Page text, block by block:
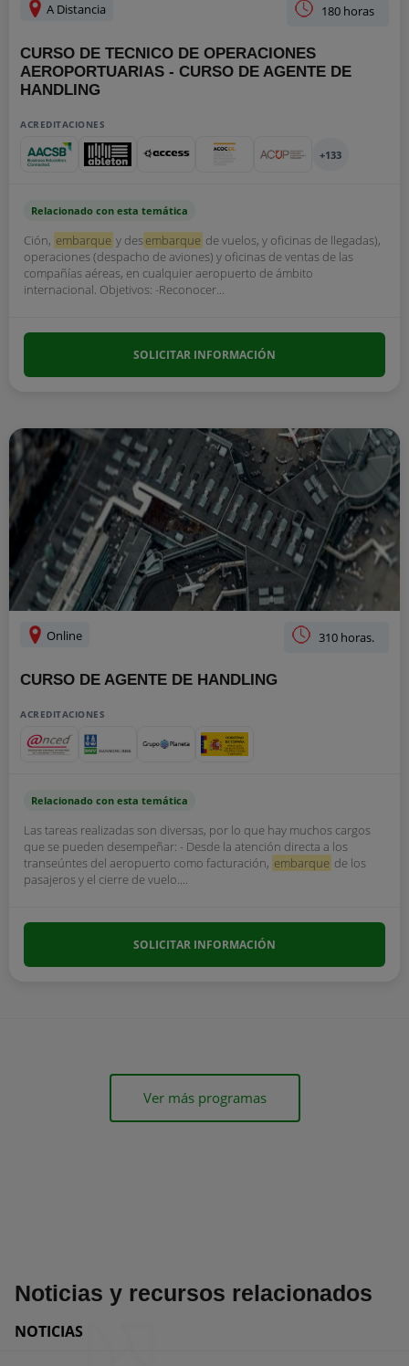
A Distancia 180 horas
CURSO DE TECNICO DE OPERACIONES
AEROPORTUARIAS - CURSO DE AGENTE DE
HANDLING
ACREDITACIONES
+133
Relacionado con esta temática
Ción, embarque y desembarque de vuelos, y oficinas de llegadas),
operaciones (despacho de aviones) y oficinas de ventas de las
compañías aéreas, en cualquier aeropuerto de ámbito
internacional. Objetivos: -Reconocer...
SOLICITAR INFORMACIÓN
Online 310 horas.
CURSO DE AGENTE DE HANDLING
ACREDITACIONES
Relacionado con esta temática
Las tareas realizadas son diversas, por lo que hay muchos cargos
que se pueden desempeñar: - Desde la atención directa a los
transeúntes del aeropuerto como facturación, embarque de los
pasajeros y el cierre de vuelo....
SOLICITAR INFORMACIÓN
Ver más programas
Noticias y recursos relacionados
NOTICIAS